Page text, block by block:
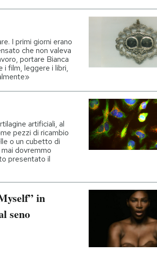
I primi giorni erano
che non valeva
portare Bianca
i film, leggere i libri,
artificiali, al
pezzi di ricambio
o un cubetto di
dovremmo
presentato il
in
seno